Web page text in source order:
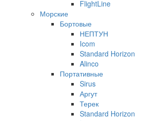
FlightLine
Морские
Бортовые
НЕПТУН
Icom
Standard Horizon
Alinco
Портативные
Sirus
Аргут
Терек
Standard Horizon